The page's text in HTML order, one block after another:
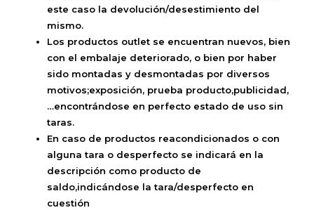
este caso la devolución/desestimiento del
mismo.
Los productos outlet se encuentran nuevos, bien
con el embalaje deteriorado, o bien por haber
sido montadas y desmontadas por diversos
motivos;exposición, prueba producto,publicidad,
…encontrándose en perfecto estado de uso sin
taras.
En caso de productos reacondicionados o con
alguna tara o desperfecto se indicará en la
descripción como producto de
saldo,indicándose la tara/desperfecto en
cuestión